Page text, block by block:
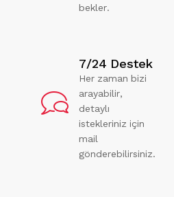
bekler.
7/24 Destek
Her zaman bizi
arayabilir,
detaylı
istekleriniz için
mail
gönderebilirsiniz.